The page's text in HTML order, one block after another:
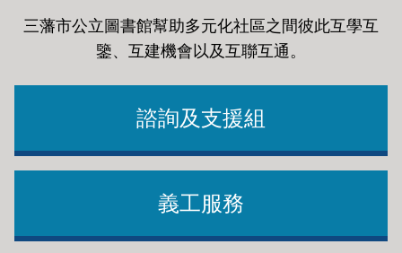
三藩市公立圖書館幫助多元化社區之間彼此互學互
鑒、互建機會以及互聯互通。
諮詢及支援組
義工服務